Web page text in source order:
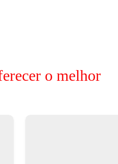
o melhor